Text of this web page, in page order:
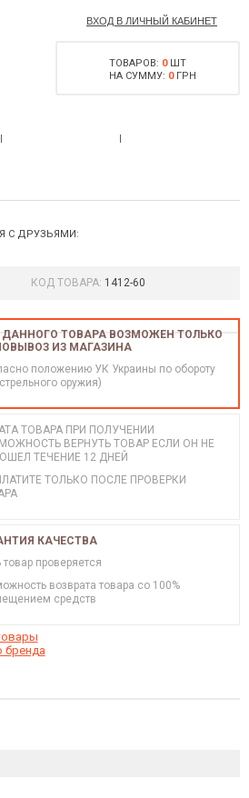
ВХОД В ЛИЧНЫЙ КАБИНЕТ
ТОВАРОВ: 0ШТ
НА СУММУ: 0ГРН
С ДРУЗЬЯМИ:
КОД ТОВАРА: 1412-60
ДАННОГО ТОВАРА ВОЗМОЖЕН ТОЛЬКО
ИЗ МАГАЗИНА
положению УК Украины по обороту
оружия)
ТОВАРА ПРИ ПОЛУЧЕНИИ
ВЕРНУТЬ ТОВАР ЕСЛИ ОН НЕ
ТЕЧЕНИЕ 12 ДНЕЙ
ТОЛЬКО ПОСЛЕ ПРОВЕРКИ
КАЧЕСТВА
товар проверяется
возврата товара со 100%
средств
бренда